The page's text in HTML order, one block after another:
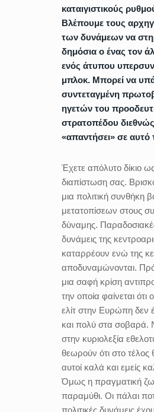
καταιγιστικούς
Βλέπουμε τους
των δυνάμεων να
δημόσια ο ένας τον
ενός άτυπου
μπλοκ. Μπορεί να
συντεταγμένη
ηγετών του
στρατοπέδου
«απαντήσει» σε αυτό
Έχετε απόλυτο δίκιο
διαπίστωση σας.
μια πολιτική συνθήκη
μετατοπίσεων στους
δύναμης.
δυνάμεις της
καταρρέουν ενώ της
αποδυναμώνονται.
μια σαφή κρίση
την οποία φαίνεται ότι
ελίτ στην Ευρώπη δεν
και πολύ στα σοβαρά.
στην κυριολεξία
θεωρούν ότι στο τέλος
αυτοί καλά και εμείς
Όμως η πραγματική
παραμύθι. Οι πάλαι
πολιτικές δυνάμεις